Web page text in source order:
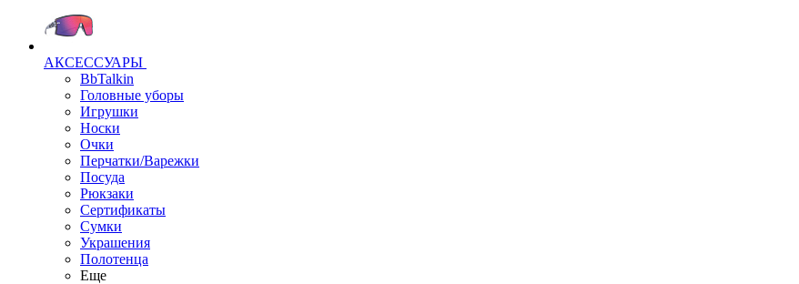
АКСЕССУАРЫ
BbTalkin
Головные уборы
Игрушки
Носки
Очки
Перчатки/Варежки
Посуда
Рюкзаки
Сертификаты
Сумки
Украшения
Полотенца
Еще